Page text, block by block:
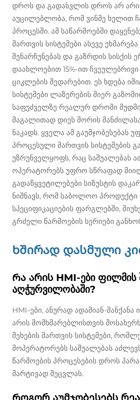
დროს და გადასვლის დროს არ
აუცილებლობა, რომ ვინმე ხელით
პროცესში. ამ საწარმოებში
მართვის სისტემები ასევე
შენარჩუნებას და გაზრდის სისქის
დაახლოებით 15%-ით ჩვეულებრივი
ციკლების შედარებით. ეს ხდება
სისტემები ლაზერების მიერ
საფუძველზე რეალურ დროში
მაგალითად დიეს შორის
ნაკადს. ყველა ამ გაუმჯობესებას
პროცესული მართვის სისტემების
უზრუნველყოფს, რაც საშუალებას
ოპერატორებს უფრო სწრაფად
გადაწყვეტილებები სიზუსტის
ნიშნავს, რომ საბოლოო პროდუქტი
სპეციფიკაციების ფარგლებში,
გრძელი წარმოების სერიები
Ხშირად დასმული
Რა არის HMI-ები ფილმის
აღჭურვილობაში?
HMI-ები, ანურად ადამიან-მანქანა
არის მომხმარებლისთვის
შეხების მართვის სისტემები,
მოპერატორებს საშუალებას
წარმოების პროცესების დროს
მარტივად შეცვლას.
Როგორ აუმჯობესებს